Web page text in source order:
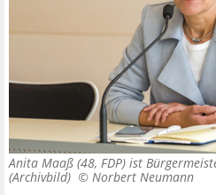
Anita Maaß (48, FDP) ist
(Archivbild) © Norbert Neumann